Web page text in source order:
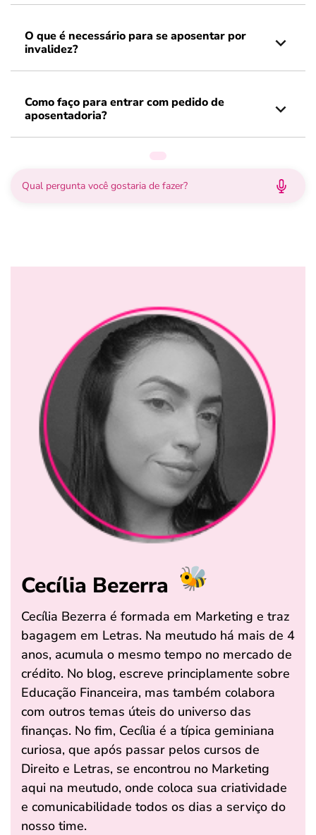
O que é necessário para se aposentar por
invalidez?
Como faço para entrar com pedido de
aposentadoria?
Cecília Bezerra
Cecília Bezerra é formada em Marketing e traz
bagagem em Letras. Na meutudo há mais de 4
anos, acumula o mesmo tempo no mercado de
crédito. No blog, escreve principlamente sobre
Educação Financeira, mas também colabora
com outros temas úteis do universo das
finanças. No fim, Cecília é a típica geminiana
curiosa, que após passar pelos cursos de
Direito e Letras, se encontrou no Marketing
aqui na meutudo, onde coloca sua criatividade
e comunicabilidade todos os dias a serviço do
nosso time.